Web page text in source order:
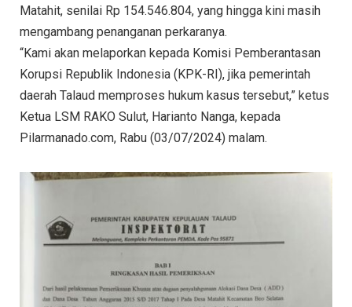
Matahit, senilai Rp 154.546.804, yang hingga kini masih
mengambang penanganan perkaranya.
“Kami akan melaporkan kepada Komisi Pemberantasan
Korupsi Republik Indonesia (KPK-RI), jika pemerintah
daerah Talaud memproses hukum kasus tersebut,” ketus
Ketua LSM RAKO Sulut, Harianto Nanga, kepada
Pilarmanado.com, Rabu (03/07/2024) malam.